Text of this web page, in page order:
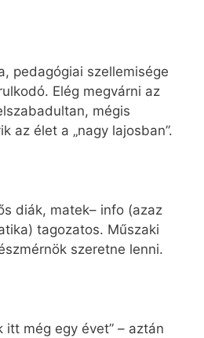
pedagógiai szellemisége
Elég megvárni az
mégis
az élet a „nagy lajosban”.
diák, matek– info (azaz
tagozatos. Műszaki
szeretne lenni.
itt még egy évet” – aztán